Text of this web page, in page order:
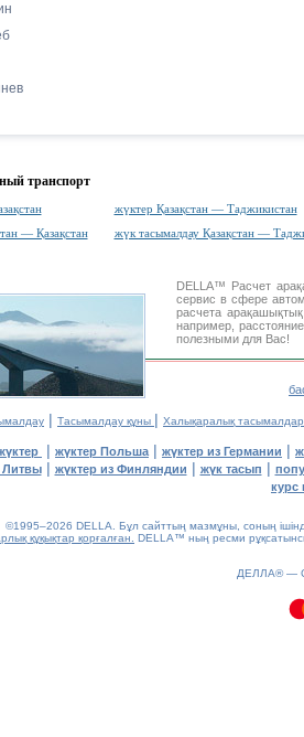
транспорт
жүктер Қазақстан — Таджикистан
— Қазақстан
жүк тасымалдау Қазақстан —
DELLA™ Расчет
сервис в сфере
расчета
например,
полезными для Вас!
| Тасымалдау құны | Халықаралық
| жүктер Польша | жүктер из Германии |
Литвы| жүктер из Финляндии | жүк тасып |
курс
©1995–2026 DELLA. Бұл сайттың мазмұны, соның
құқықтар қорғалған.
DELLA™ ның ресми
ДЕЛЛА® —